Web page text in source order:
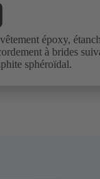
époxy,
à brides
sphéroïdal.